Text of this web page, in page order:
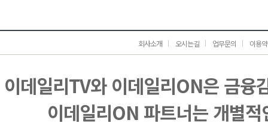
회사소개 오시는길 업무문의 이용
이데일리TV와 이데일리ON은 금융
이데일리ON 파트너는 개별